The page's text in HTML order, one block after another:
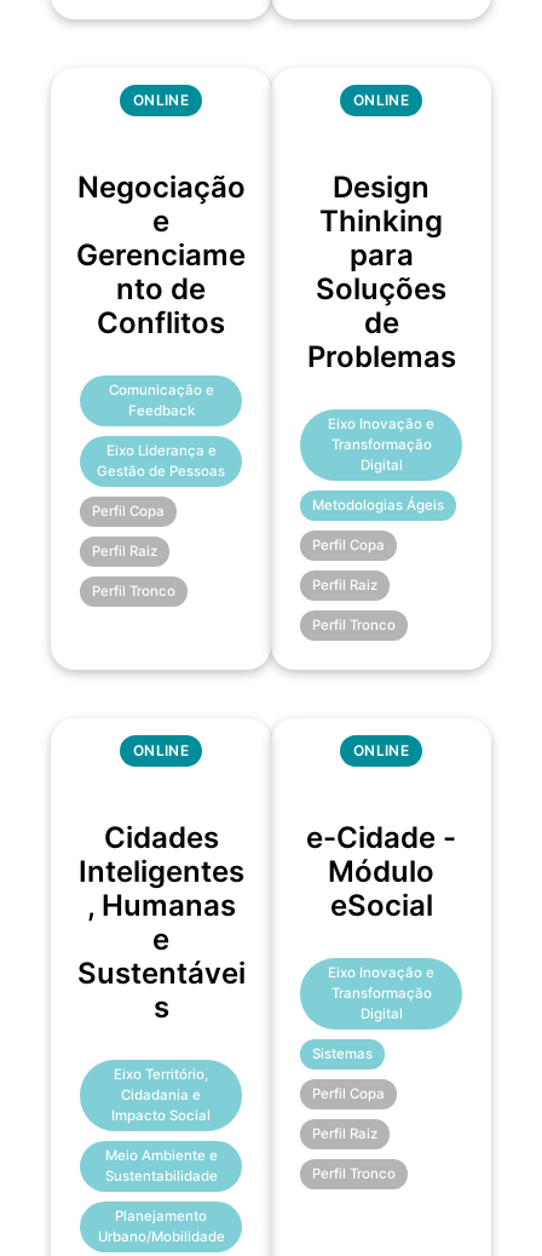
ONLINE
Negociação
e
Gerenciame
nto de
Conflitos
Comunicação e
Feedback
Eixo Liderança e
Gestão de Pessoas
Perfil Copa
Perfil Raiz
Perfil Tronco
ONLINE
Design
Thinking
para
Soluções
de
Problemas
Eixo Inovação e
Transformação
Digital
Metodologias Ágeis
Perfil Copa
Perfil Raiz
Perfil Tronco
ONLINE
Cidades
Inteligentes
, Humanas
e
Sustentávei
s
Eixo Território,
Cidadania e
Impacto Social
Meio Ambiente e
Sustentabilidade
Planejamento
Urbano/Mobilidade
ONLINE
e-Cidade -
Módulo
eSocial
Eixo Inovação e
Transformação
Digital
Sistemas
Perfil Copa
Perfil Raiz
Perfil Tronco